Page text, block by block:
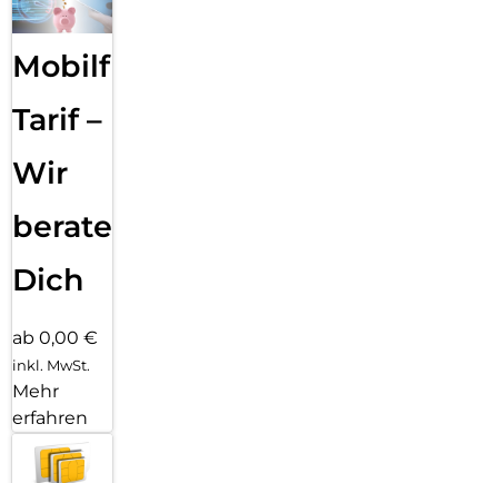
Mobilfunk
Tarif –
Wir
beraten
Dich
ab 0,00 €
inkl. MwSt.
Mehr
erfahren